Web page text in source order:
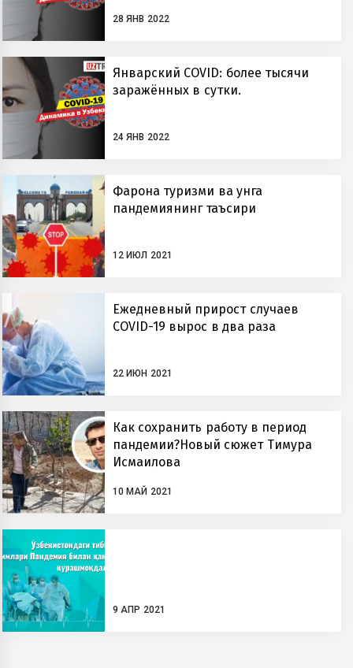
28 ЯНВ 2022
Январский COVID: более тысячи
заражённых в сутки.
24 ЯНВ 2022
Фарғона туризми ва унга
пандемиянинг таъсири
12 ИЮЛ 2021
Ежедневный прирост случаев
COVID-19 вырос в два раза
22 ИЮН 2021
Как сохранить работу в период
пандемии?Новый сюжет Тимура
Исмаилова
10 МАЙ 2021
9 АПР 2021